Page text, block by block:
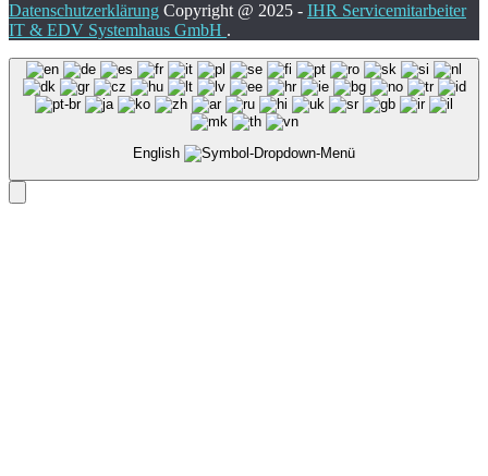
Datenschutzerklärung Copyright @ 2025 - IHR Servicemitarbeiter
IT & EDV Systemhaus GmbH .
English